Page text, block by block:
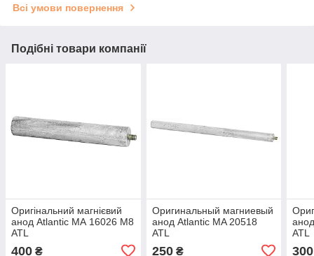
Всі умови повернення
Подібні товари компанії
Оригінальний магнієвий
анод Atlantic МА 16026 М8
ATL
400 ₴
Оригинальный магниевый
анод Atlantic MA 20518
ATL
250₴
ATL
300